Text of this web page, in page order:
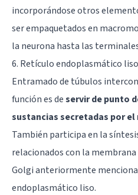
incorporándose otros
ser empaquetados en
la neurona hasta las
6. Retículo endoplasmático liso
Entramado de túbulos
función es deservir de punto
sustancias secretadas por
También participa en la
relacionados con la
Golgi anteriormente
endoplasmático liso.